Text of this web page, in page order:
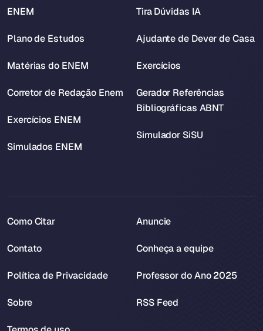
ENEM
Plano de Estudos
Matérias do ENEM
Corretor de Redação Enem
Exercícios ENEM
Simulados ENEM
Tira Dúvidas IA
Ajudante de Dever de Casa
Exercícios
Gerador Referências
Bibliográficas ABNT
Simulador SiSU
Como Citar
Contato
Política de Privacidade
Sobre
Anuncie
Conheça a equipe
Professor do Ano 2025
RSS Feed